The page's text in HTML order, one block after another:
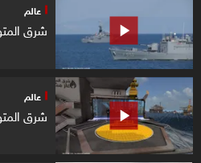
عالم
شرق
عالم
شرق